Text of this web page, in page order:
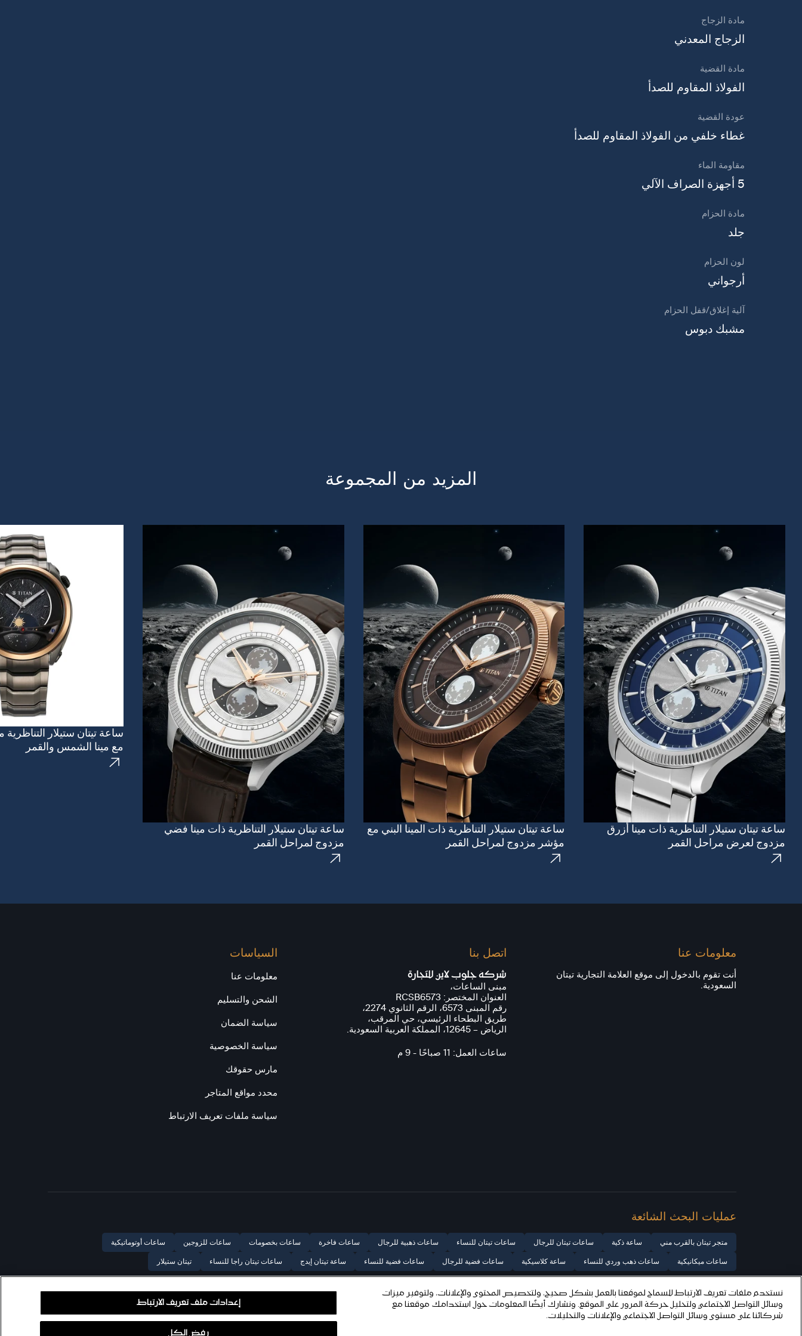
مادة الزجاج
الزجاج المعدني
مادة القضية
الفولاذ المقاوم للصدأ
عودة القضية
غطاء خلفي من الفولاذ المقاوم للصدأ
مقاومة الماء
5 أجهزة الصراف الآلي
مادة الحزام
جلد
لون الحزام
أرجواني
آلية إغلاق/قفل الحزام
مشبك دبوس
المزيد من المجموعة
ساعة تيتان ستيلار التناظرية ذات مينا أزرق
مزدوج لعرض مراحل القمر
ساعة تيتان ستيلار التناظرية ذات المينا البني مع
مؤشر مزدوج لمراحل القمر
ساعة تيتان ستيلار التناظرية ذات مينا فضي
مزدوج لمراحل القمر
ساعة تيتان ستيلار
مع مينا الشمس والقمر
معلومات عنا
أنت تقوم بالدخول إلى موقع العلامة التجارية تيتان
السعودية.
اتصل بنا
شركة جلوب لاين للتجارة
مبنى الساعات،
العنوان المختصر: RCSB6573
رقم المبنى 6573، الرقم الثانوي 2274،
طريق البطحاء الرئيسي، حي المرقب،
الرياض – 12645، المملكة العربية السعودية.
ساعات العمل: 11 صباحًا - 9 م
السياسات
معلومات عنا
الشحن والتسليم
سياسة الضمان
سياسة الخصوصية
مارس حقوقك
محدد مواقع المتاجر
سياسة ملفات تعريف الارتباط
عمليات البحث الشائعة
متجر تيتان بالقرب مني ساعة ذكية ساعات تيتان للرجال ساعات تيتان للنساء ساعات ذهبية للرجال ساعات فاخرة ساعات بخصومات ساعات للزوجين ساعات أوتوماتيكية
ساعات ميكانيكية ساعات ذهب وردي للنساء ساعة كلاسيكية ساعات فضية للرجال ساعات فضية للنساء ساعة تيتان إيدج ساعات تيتان راجا للنساء تيتان ستيلار
نستخدم ملفات تعريف الارتباط للسماح لموقعنا بالعمل بشكل صحيح، ولتخصيص المحتوى والإعلانات، ولتوفير ميزات
وسائل التواصل الاجتماعي ولتحليل حركة المرور على الموقع. ونشارك أيضًا المعلومات حول استخدامك موقعنا مع
شركائنا على مستوى وسائل التواصل الاجتماعي والإعلانات والتحليلات.
إعدادات ملف تعريف الارتباط
رفض الكل